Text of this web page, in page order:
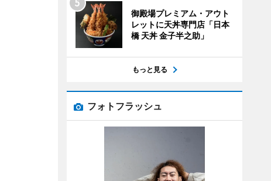
御殿場プレミアム・アウト
レットに天丼専門店「日本
橋 天丼 金子半之助」
もっと見る
フォトフラッシュ